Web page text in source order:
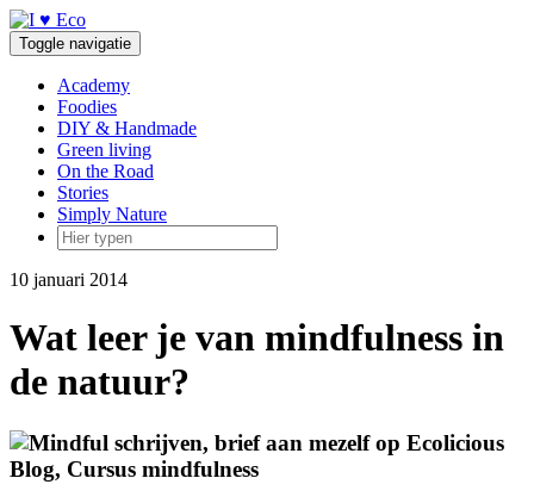
Doorgaan
naar
inhoud
Toggle navigatie
Academy
Foodies
DIY & Handmade
Green living
On the Road
Stories
Simply Nature
10 januari 2014
Wat leer je van mindfulness in
de natuur?